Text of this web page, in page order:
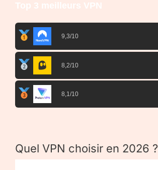
Top 3 meilleurs VPN
9,3/10
8,2/10
8,1/10
Quel VPN choisir en 2026 ?